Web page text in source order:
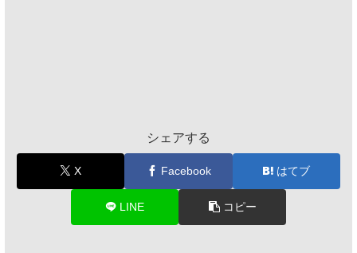
シェアする
X Facebook はてブ
LINE コピー